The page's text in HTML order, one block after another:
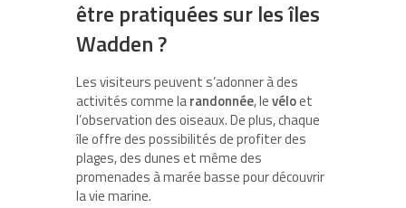
être pratiquées sur les îles
Wadden ?
Les visiteurs peuvent s’adonner à des
activités comme larandonnée, levéloet
l’observation des oiseaux. De plus, chaque
île offre des possibilités de profiter des
plages, des dunes et même des
promenades à marée basse pour découvrir
la vie marine.